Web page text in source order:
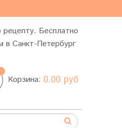
рецепту. Бесплатно
в Санкт-Петербург
Корзина: 0.00 руб